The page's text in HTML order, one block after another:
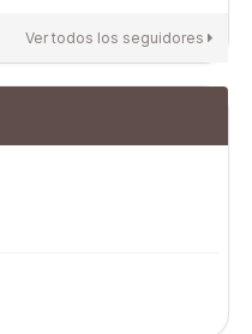
Ver todos los seguidores